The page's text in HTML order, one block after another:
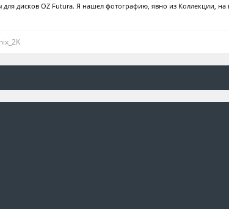
дисков OZ Futura. Я нашел фотографию, явно из Коллекции, на